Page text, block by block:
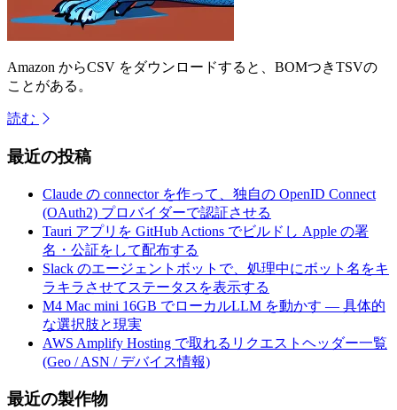
Amazon からCSV をダウンロードすると、BOMつきTSVの
ことがある。
読む
最近の投稿
Claude の connector を作って、独自の OpenID Connect
(OAuth2) プロバイダーで認証させる
Tauri アプリを GitHub Actions でビルドし Apple の署
名・公証をして配布する
Slack のエージェントボットで、処理中にボット名をキ
ラキラさせてステータスを表示する
M4 Mac mini 16GB でローカルLLM を動かす — 具体的
な選択肢と現実
AWS Amplify Hosting で取れるリクエストヘッダー一覧
(Geo / ASN / デバイス情報)
最近の製作物